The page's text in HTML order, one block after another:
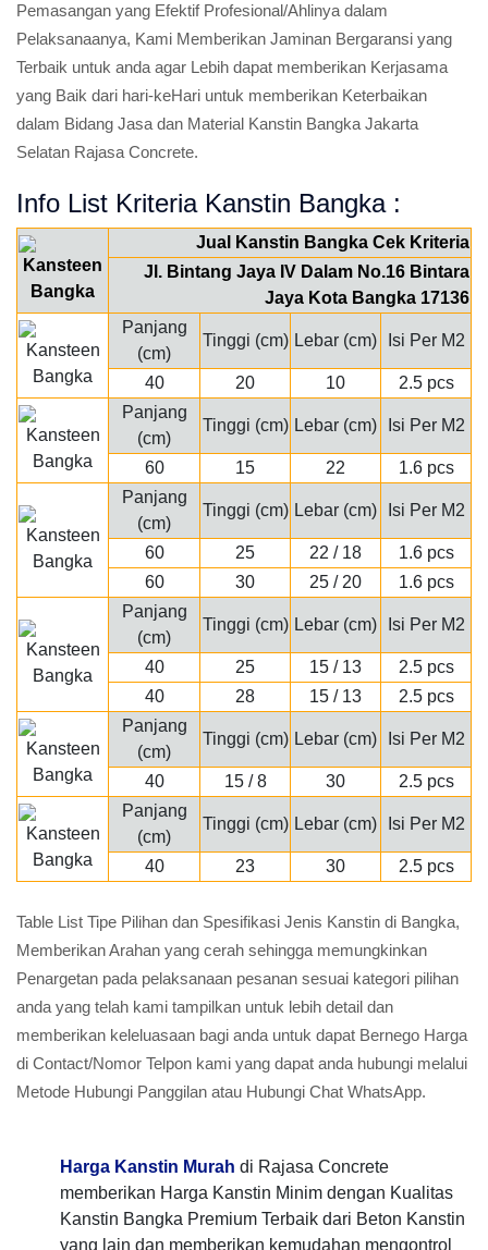
Pemasangan yang Efektif Profesional/Ahlinya dalam
Pelaksanaanya, Kami Memberikan Jaminan Bergaransi yang
Terbaik untuk anda agar Lebih dapat memberikan Kerjasama
yang Baik dari hari-keHari untuk memberikan Keterbaikan
dalam Bidang Jasa dan Material Kanstin Bangka Jakarta
Selatan Rajasa Concrete.
Info List Kriteria Kanstin Bangka :
Jual Kanstin Bangka Cek Kriteria
Jl. Bintang Jaya IV Dalam No.16 Bintara
Jaya Kota Bangka 17136
Panjang
(cm)
Tinggi (cm) Lebar (cm) Isi Per M2
40 20 10
2.5 pcs
Panjang
(cm)
Tinggi (cm) Lebar (cm) Isi Per M2
60 15 22
1.6 pcs
Panjang
(cm)
Tinggi (cm) Lebar (cm) Isi Per M2
60 25 22 / 18
1.6 pcs
60
30 25 / 20
1.6 pcs
Panjang
(cm)
Tinggi (cm) Lebar (cm) Isi Per M2
40 25 15 / 13
2.5 pcs
40
28 15 / 13
2.5 pcs
Panjang
(cm)
Tinggi (cm) Lebar (cm) Isi Per M2
40 15 / 8 30
2.5 pcs
Panjang
(cm)
Tinggi (cm) Lebar (cm) Isi Per M2
40 23 30 2.5 pcs
Table List Tipe Pilihan dan Spesifikasi Jenis Kanstin di Bangka,
Memberikan Arahan yang cerah sehingga memungkinkan
Penargetan pada pelaksanaan pesanan sesuai kategori pilihan
anda yang telah kami tampilkan untuk lebih detail dan
memberikan keleluasaan bagi anda untuk dapat Bernego Harga
di Contact/Nomor Telpon kami yang dapat anda hubungi melalui
Metode Hubungi Panggilan atau Hubungi Chat WhatsApp.
Harga Kanstin Murah di Rajasa Concrete
memberikan Harga Kanstin Minim dengan Kualitas
Kanstin Bangka Premium Terbaik dari Beton Kanstin
yang lain dan memberikan kemudahan mengontrol